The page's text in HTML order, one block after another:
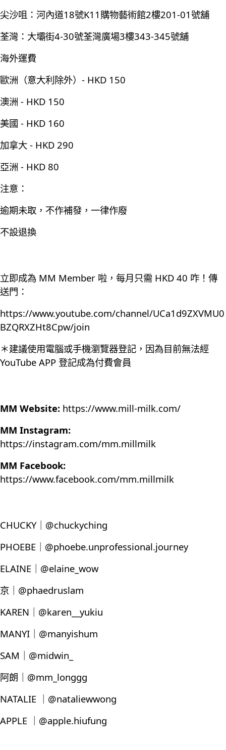
尖沙咀：河內道18號K11購物藝術館2樓201-01號舖
荃灣：大壩街4-30號荃灣廣場3樓343-345號舖
海外運費
歐洲（意大利除外）- HKD 150
澳洲 - HKD 150
美國 - HKD 160
加拿大 - HKD 290
亞洲 - HKD 80
注意：
逾期未取，不作補發，一律作廢
不設退換
立即成為 MM Member 啦，每月只需 HKD 40 咋！傳
送門：
https://www.youtube.com/channel/UCa1d9ZXVMU0
BZQRXZHt8Cpw/join
＊建議使用電腦或手機瀏覽器登記，因為目前無法經
YouTube APP 登記成為付費會員
MM Website: https://www.mill-milk.com/
MM Instagram:
https://instagram.com/mm.millmilk
MM Facebook:
https://www.facebook.com/mm.millmilk
CHUCKY｜@chuckyching
PHOEBE｜@phoebe.unprofessional.journey
ELAINE｜@elaine_wow
京｜@phaedruslam
KAREN｜@karen__yukiu
MANYI｜@manyishum
SAM｜@midwin_
阿朗｜@mm_longgg
NATALIE ｜@nataliewwong
APPLE ｜@apple.hiufung